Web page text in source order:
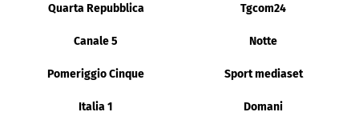
Quarta Repubblica Tgcom24
Canale 5 Notte
Pomeriggio Cinque Sport mediaset
Italia 1 Domani